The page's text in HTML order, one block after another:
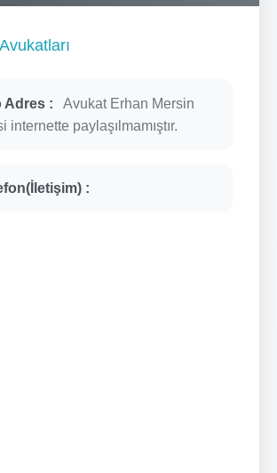
Adres :
Avukat Erhan Mersin
internette paylaşılmamıştır.
: